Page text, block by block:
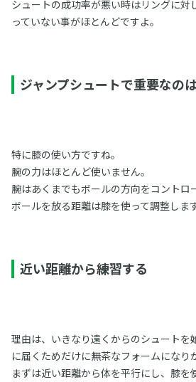
シュートの成功率が悪い時はリングに対
っていない事がほとんどですよ。
ジャンプシュートで重要なの
特に膝の使い方ですね。
腕の力はほとんど使いません。
腕はあくまでもボールの方向をコントロ
ボールを放る距離は膝を使って調整します
近い距離から練習する
理由は、いきなり遠くからのシュートを
に届くためだけに無茶なフォームになり
まずは近い距離から体を平行にし、膝を